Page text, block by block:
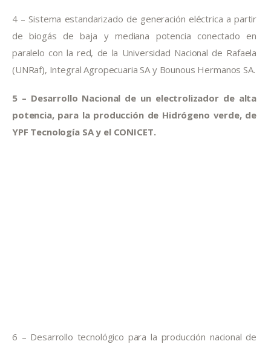
4 – Sistema estandarizado de generación eléctrica a partir
de biogás de baja y mediana potencia conectado en
paralelo con la red, de la Universidad Nacional de Rafaela
(UNRaf), Integral Agropecuaria SA y Bounous Hermanos SA.
5 – Desarrollo Nacional de un electrolizador de alta
potencia, para la producción de Hidrógeno verde, de
YPF Tecnología SA y el CONICET.
6 – Desarrollo tecnológico para la producción nacional de